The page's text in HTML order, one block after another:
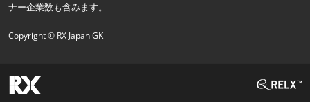
ナー企業数も含みます。
Copyright © RX Japan GK